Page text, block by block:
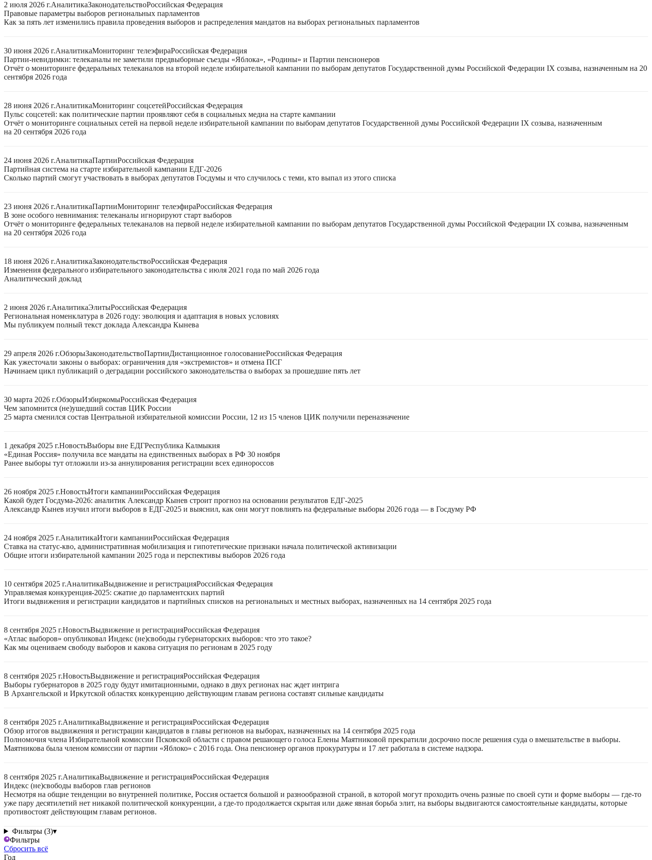
2 июля 2026 г.АналитикаЗаконодательствоРоссийская Федерация
Правовые параметры выборов региональных парламентов
Как за пять лет изменились правила проведения выборов и распределения мандатов на выборах региональных парламентов
30 июня 2026 г.АналитикаМониторинг телеэфираРоссийская Федерация
Партии-невидимки: телеканалы не заметили предвыборные съезды «Яблока», «Родины» и Партии пенсионеров
Отчёт о мониторинге федеральных телеканалов на второй неделе избирательной кампании по выборам депутатов Государственной думы Российской Федерации IX созыва, назначенным на 20
сентября 2026 года
28 июня 2026 г.АналитикаМониторинг соцсетейРоссийская Федерация
Пульс соцсетей: как политические партии проявляют себя в социальных медиа на старте кампании
Отчёт о мониторинге социальных сетей на первой неделе избирательной кампании по выборам депутатов Государственной думы Российской Федерации IX созыва, назначенным
на 20 сентября 2026 года
24 июня 2026 г.АналитикаПартииРоссийская Федерация
Партийная система на старте избирательной кампании ЕДГ-2026
Сколько партий смогут участвовать в выборах депутатов Госдумы и что случилось с теми, кто выпал из этого списка
23 июня 2026 г.АналитикаПартииМониторинг телеэфираРоссийская Федерация
В зоне особого невнимания: телеканалы игнорируют старт выборов
Отчёт о мониторинге федеральных телеканалов на первой неделе избирательной кампании по выборам депутатов Государственной думы Российской Федерации IX созыва, назначенным
на 20 сентября 2026 года
18 июня 2026 г.АналитикаЗаконодательствоРоссийская Федерация
Изменения федерального избирательного законодательства с июля 2021 года по май 2026 года
Аналитический доклад
2 июня 2026 г.АналитикаЭлитыРоссийская Федерация
Региональная номенклатура в 2026 году: эволюция и адаптация в новых условиях
Мы публикуем полный текст доклада Александра Кынева
29 апреля 2026 г.ОбзорыЗаконодательствоПартииДистанционное голосованиеРоссийская Федерация
Как ужесточали законы о выборах: ограничения для «экстремистов» и отмена ПСГ
Начинаем цикл публикаций о деградации российского законодательства о выборах за прошедшие пять лет
30 марта 2026 г.ОбзорыИзбиркомыРоссийская Федерация
Чем запомнится (не)ушедший состав ЦИК России
25 марта сменился состав Центральной избирательной комиссии России, 12 из 15 членов ЦИК получили переназначение
1 декабря 2025 г.НовостьВыборы вне ЕДГРеспублика Калмыкия
«Единая Россия» получила все мандаты на единственных выборах в РФ 30 ноября
Ранее выборы тут отложили из-за аннулирования регистрации всех единороссов
26 ноября 2025 г.НовостьИтоги кампанииРоссийская Федерация
Какой будет Госдума-2026: аналитик Александр Кынев строит прогноз на основании результатов ЕДГ-2025
Александр Кынев изучил итоги выборов в ЕДГ-2025 и выяснил, как они могут повлиять на федеральные выборы 2026 года — в Госдуму РФ
24 ноября 2025 г.АналитикаИтоги кампанииРоссийская Федерация
Ставка на статус-кво, административная мобилизация и гипотетические признаки начала политической активизации
Общие итоги избирательной кампании 2025 года и перспективы выборов 2026 года
10 сентября 2025 г.АналитикаВыдвижение и регистрацияРоссийская Федерация
Управляемая конкуренция-2025: сжатие до парламентских партий
Итоги выдвижения и регистрации кандидатов и партийных списков на региональных и местных выборах, назначенных на 14 сентября 2025 года
8 сентября 2025 г.НовостьВыдвижение и регистрацияРоссийская Федерация
«Атлас выборов» опубликовал Индекс (не)свободы губернаторских выборов: что это такое?
Как мы оцениваем свободу выборов и какова ситуация по регионам в 2025 году
8 сентября 2025 г.НовостьВыдвижение и регистрацияРоссийская Федерация
Выборы губернаторов в 2025 году будут имитационными, однако в двух регионах нас ждет интрига
В Архангельской и Иркутской областях конкуренцию действующим главам региона составят сильные кандидаты
8 сентября 2025 г.АналитикаВыдвижение и регистрацияРоссийская Федерация
Обзор итогов выдвижения и регистрации кандидатов в главы регионов на выборах, назначенных на 14 сентября 2025 года
Полномочия члена Избирательной комиссии Псковской области с правом решающего голоса Елены Маятниковой прекратили досрочно после решения суда о вмешательстве в выборы.
Маятникова была членом комиссии от партии «Яблоко» с 2016 года. Она пенсионер органов прокуратуры и 17 лет работала в системе надзора.
8 сентября 2025 г.АналитикаВыдвижение и регистрацияРоссийская Федерация
Индекс (не)свободы выборов глав регионов
Несмотря на общие тенденции во внутренней политике, Россия остается большой и разнообразной страной, в которой могут проходить очень разные по своей сути и форме выборы — где-то
уже пару десятилетий нет никакой политической конкуренции, а где-то продолжается скрытая или даже явная борьба элит, на выборы выдвигаются самостоятельные кандидаты, которые
противостоят действующим главам регионов.
Фильтры (3)▾
Фильтры
Сбросить всё
Год